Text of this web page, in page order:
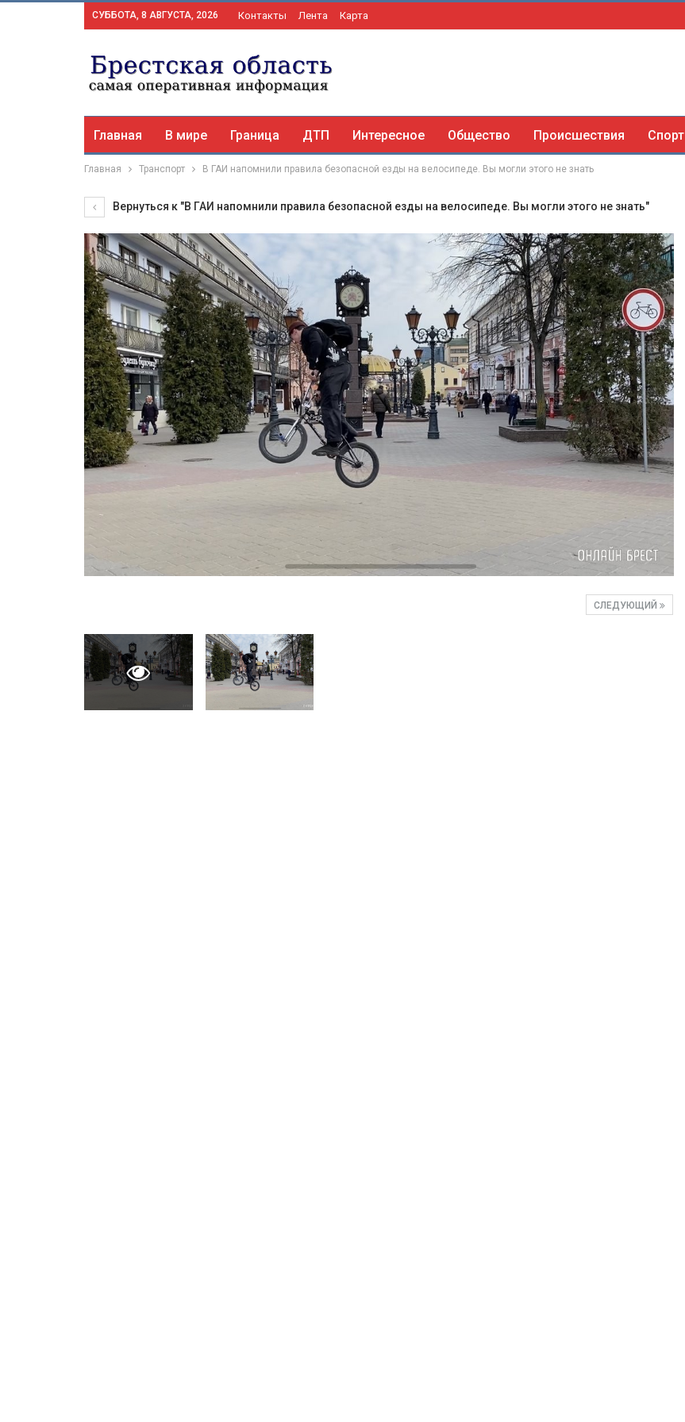
СУББОТА, 8 АВГУСТА, 2026 Контакты Лента Карта
Главная В мире Граница ДТП Интересное Общество Происшествия Спорт
Главная Транспорт В ГАИ напомнили правила безопасной езды на велосипеде. Вы могли этого не знать
Вернуться к "В ГАИ напомнили правила безопасной езды на велосипеде. Вы могли этого не знать"
СЛЕДУЮЩИЙ